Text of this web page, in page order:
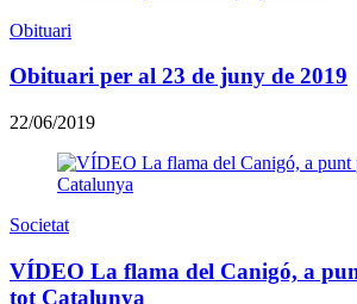
Obituari
Obituari per al 23 de juny de 2019
22/06/2019
Societat
VÍDEO La flama del Canigó, a
tot Catalunya